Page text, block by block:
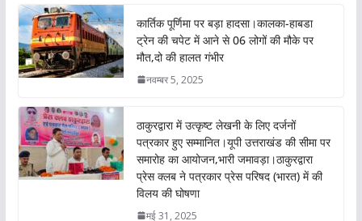
o
o
k
A
p
p
कार्तिक पूर्णिमा पर बड़ा हादसा।कालका-हाबडा
ट्रेन की चपेट में आने से 06 लोगों की मौके पर
मौत,दो की हालत गंभीर
नवम्बर 5, 2025
ठाकुरद्वारा में उत्कृष्ट लेखनी के लिए दर्जनों
पत्रकार हुए सम्मानित।यूपी उत्तराखंड की सीमा पर
समारोह का आयोजन,भारी जमावड़ा।ठाकुरद्वारा
प्रेस क्लब ने पत्रकार प्रेस परिषद (भारत) में की
विलय की घोषणा
मई 31, 2025